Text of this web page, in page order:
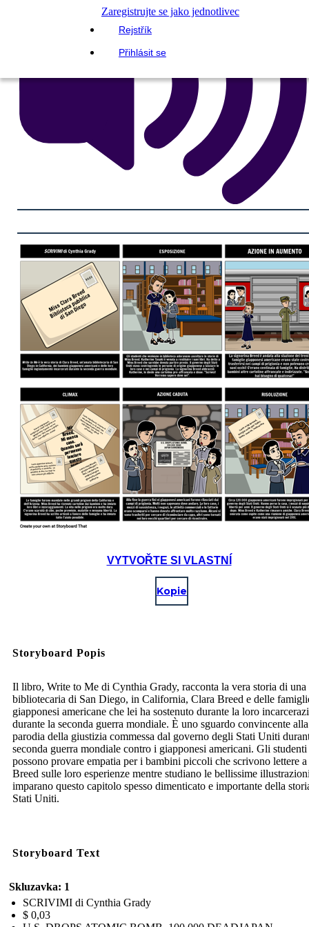
Zaregistrujte se jako jednotlivec
Rejstřík
Přihlásit se
VYTVOŘTE SI VLASTNÍ
Kopie
Storyboard Popis
Il libro, Write to Me di Cynthia Grady, racconta la vera storia di una
bibliotecaria di San Diego, in California, Clara Breed e delle
giapponesi americane che lei ha sostenuto durante la loro
durante la seconda guerra mondiale. È uno sguardo convincente alla
parodia della giustizia commessa dal governo degli Stati Uniti
seconda guerra mondiale contro i giapponesi americani. Gli studenti
possono provare empatia per i bambini piccoli che scrivono lettere
Breed sulle loro esperienze mentre studiano le bellissime
imparano questo capitolo spesso dimenticato e importante della
Stati Uniti.
Storyboard Text
Skluzavka: 1
SCRIVIMI di Cynthia Grady
$ 0,03